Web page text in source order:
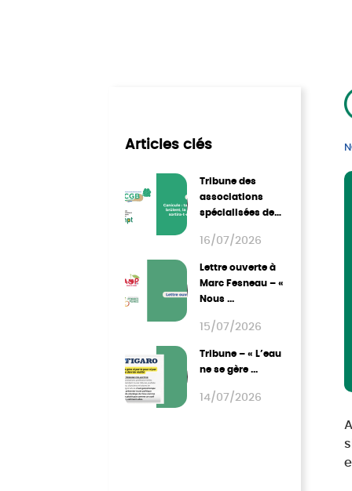
Articles clés
Tribune des
associations
spécialisées de
...16/07/2026
Lettre ouverte à
Marc Fesneau – «
Nous ...
15/07/2026
Tribune – « L’eau
ne se gère ...
14/07/2026